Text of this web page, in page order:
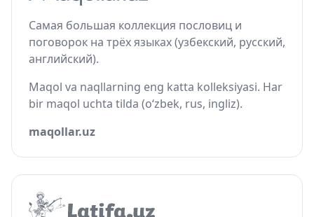
Самая большая коллекция пословиц и
поговорок на трёх языках (узбекский, русский,
английский).
Maqol va naqllarning eng katta kolleksiyasi. Har
bir maqol uchta tilda (o‘zbek, rus, ingliz).
maqollar.uz